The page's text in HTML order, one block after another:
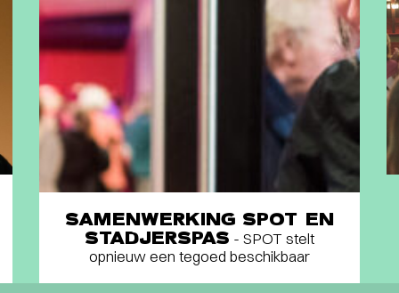
SAMENWERKING SPOT EN
STADJERSPAS - SPOT stelt
opnieuw een tegoed beschikbaar